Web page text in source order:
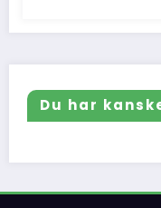
Du har